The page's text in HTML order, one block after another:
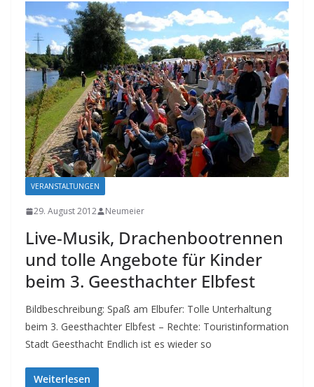
VERANSTALTUNGEN
29. August 2012 Neumeier
Live-Musik, Drachenbootrennen
und tolle Angebote für Kinder
beim 3. Geesthachter Elbfest
Bildbeschreibung: Spaß am Elbufer: Tolle Unterhaltung
beim 3. Geesthachter Elbfest – Rechte: Touristinformation
Stadt Geesthacht Endlich ist es wieder so
Weiterlesen